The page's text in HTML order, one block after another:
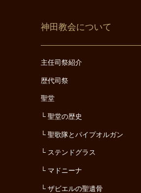
神田教会について
主任司祭紹介
歴代司祭
聖堂
聖堂の歴史
聖歌隊とパイプオルガン
ステンドグラス
マドニーナ
ザビエルの聖遺骨